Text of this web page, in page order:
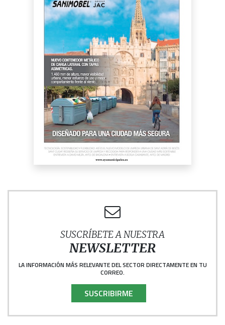
SUSCRÍBETE A NUESTRA
NEWSLETTER
LA INFORMACIÓN MÁS RELEVANTE DEL SECTOR DIRECTAMENTE EN TU
CORREO.
SUSCRIBIRME